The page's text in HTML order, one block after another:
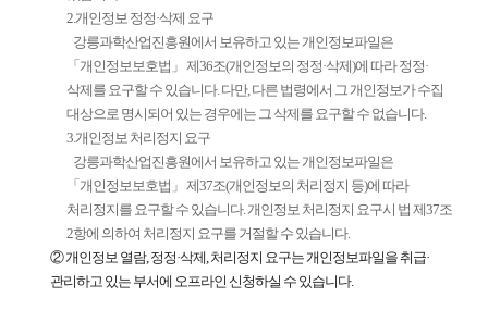
2.개인정보 정정·삭제 요구
강릉과학산업진흥원에서 보유하고 있는 개인정보파일은
「개인정보보호법」 제36조(개인정보의 정정·삭제)에 따라 정정·
삭제를 요구할 수 있습니다. 다만, 다른 법령에서 그 개인정보가 수집
대상으로 명시되어 있는 경우에는 그 삭제를 요구할 수 없습니다.
3.개인정보 처리정지 요구
강릉과학산업진흥원에서 보유하고 있는 개인정보파일은
「개인정보보호법」 제37조(개인정보의 처리정지 등)에 따라
처리정지를 요구할 수 있습니다. 개인정보 처리정지 요구시 법 제37조
2항에 의하여 처리정지 요구를 거절할 수 있습니다.
② 개인정보 열람, 정정·삭제, 처리정지 요구는 개인정보파일을 취급·
관리하고 있는 부서에 오프라인 신청하실 수 있습니다.